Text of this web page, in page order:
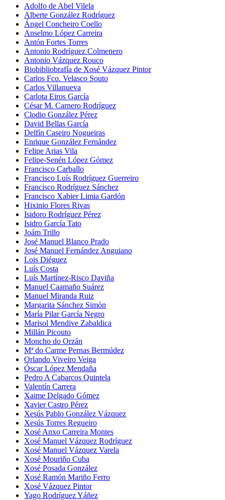
Adolfo de Abel Vilela
Alberte González Rodríguez
Ángel Concheiro Coello
Anselmo López Carreira
Antón Fortes Torres
Antonio Rodríguez Colmenero
Antonio Vázquez Rouco
Biobibliobrafía de Xosé Vázquez Pintor
Carlos Fco. Velasco Souto
Carlos Villanueva
Carlota Eiros García
César M. Carnero Rodríguez
Clodio González Pérez
David Bellas García
Delfín Caseiro Nogueiras
Enrique González Fernández
Felipe Arias Vila
Felipe-Senén López Gómez
Francisco Carballo
Francisco Luís Rodríguez Guerreiro
Francisco Rodríguez Sánchez
Francisco Xabier Limia Gardón
Hixinio Flores Rivas
Isidoro Rodríguez Pérez
Isidro García Tato
Joám Trillo
José Manuel Blanco Prado
José Manuel Fernández Anguiano
Lois Diéguez
Luís Costa
Luís Martínez-Risco Daviña
Manuel Caamaño Suárez
Manuel Miranda Ruiz
Margarita Sánchez Simón
María Pilar García Negro
Marisol Mendive Zabaldica
Millán Picouto
Moncho do Orzán
Mª do Carme Pernas Bermúdez
Orlando Viveiro Veiga
Óscar López Mendaña
Pedro A Cabarcos Quintela
Valentín Carrera
Xaime Delgado Gómez
Xavier Castro Pérez
Xesús Pablo González Vázquez
Xesús Torres Regueiro
Xosé Anxo Carreira Montes
Xosé Manuel Vázquez Rodríguez
Xosé Manuel Vázquez Varela
Xosé Mouriño Cuba
Xosé Posada González
Xosé Ramón Mariño Ferro
Xosé Vázquez Pintor
Yago Rodríguez Yáñez